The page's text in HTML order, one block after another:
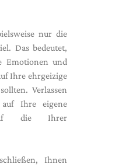
nur die
Das bedeutet,
Emotionen und
Ihre ehrgeizige
Verlassen
Ihre eigene
die Ihrer
Ihnen